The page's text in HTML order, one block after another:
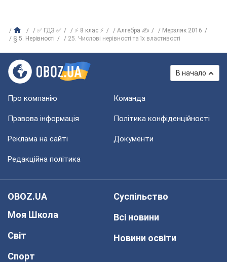
✅ ГДЗ ✅ ⚡ 8 клас ⚡ Алгебра ✍
Мерзляк 2016
§ 5. Нерівності
25. Числові нерівності та їх властивості
В начало
Про компанію Команда
Правова інформація Політика конфіденційності
Реклама на сайті Документи
Редакційна політика
OBOZ.UA
Моя Школа
Світ
Спорт
Суспільство
Всі новини
Новини освіти